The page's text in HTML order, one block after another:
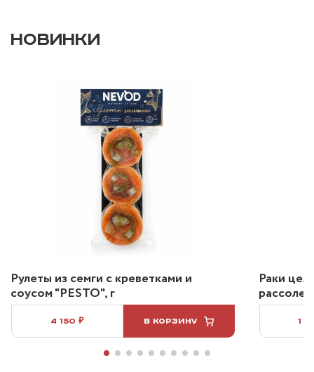
НОВИНКИ
Рулеты из семги с креветками и
соусом "PESTO", г
4 150 ₽ В КОРЗИНУ
Раки
рассоле
1